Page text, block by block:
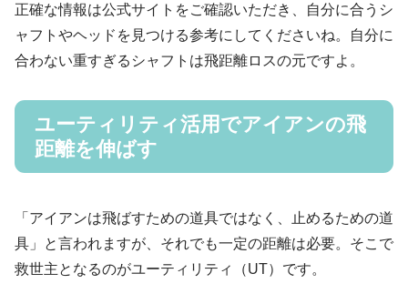
正確な情報は公式サイトをご確認いただき、自分に合うシ
ャフトやヘッドを見つける参考にしてくださいね。自分に
合わない重すぎるシャフトは飛距離ロスの元ですよ。
ユーティリティ活用でアイアンの飛
距離を伸ばす
「アイアンは飛ばすための道具ではなく、止めるための道
具」と言われますが、それでも一定の距離は必要。そこで
救世主となるのがユーティリティ（UT）です。